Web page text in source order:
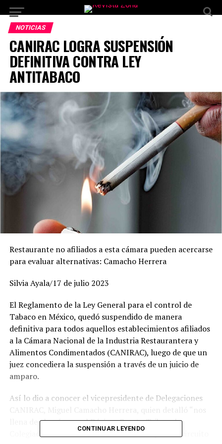
NOTICIAS
CANIRAC LOGRA SUSPENSIÓN
DEFINITIVA CONTRA LEY
ANTITABACO
Restaurante no afiliados a esta cámara pueden acercarse
para evaluar alternativas: Camacho Herrera
Silvia Ayala/17 de julio 2023
El Reglamento de la Ley General para el control de
Tabaco en México, quedó suspendido de manera
definitiva para todos aquellos establecimientos afiliados
a la Cámara Nacional de la Industria Restaurantera y
Alimentos Condimentados (CANIRAC), luego de que un
juez concediera la suspensión a través de un juicio de
amparo.
Así lo dio a conocer el vicepresidente de Delegaciones
CANIRAC, Miguel Camacho Herrera, quien detalló “nos
llena de alegría que el Décimo Cuarto Tribunal
Colegiado en materia administrativa del primer circuito
CONTINUAR LEYENDO